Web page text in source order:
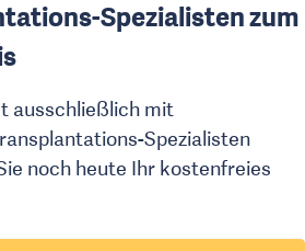
Spezialisten zum
ausschließlich mit
Spezialisten
noch heute Ihr kostenfreies